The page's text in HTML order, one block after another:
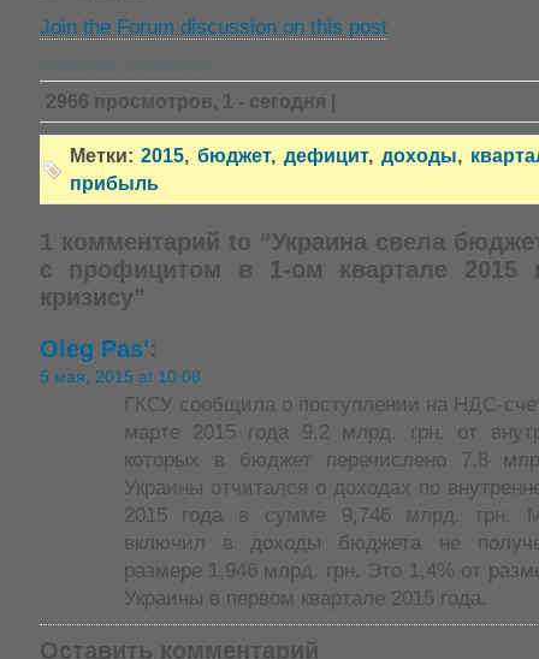
Join the Forum discussion on this post
2966 просмотров, 1 - сегодня |
Метки:2015,бюджет,дефицит, доходы,
прибыль
1 комментарий to “Украина свела
с профицитом в 1-ом квартале 2015
кризису”
Oleg Pas':
5 мая, 2015 at 10:08
ГКСУ сообщила о поступлении на НДС-
марте 2015 года 9,2 млрд. грн. от
которых в бюджет перечислено 7,8
Украины отчитался о доходах по
2015 года в сумме 9,746 млрд. грн.
включил в доходы бюджета не
размере 1,946 млрд. грн. Это 1,4% от
Украины в первом квартале 2015 года.
Оставить комментарий